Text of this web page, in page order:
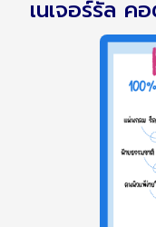
เนเจอร์รัล ค